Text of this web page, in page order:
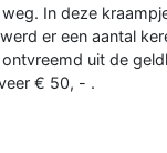
In deze
er een aantal
uit de
€ 50, - .